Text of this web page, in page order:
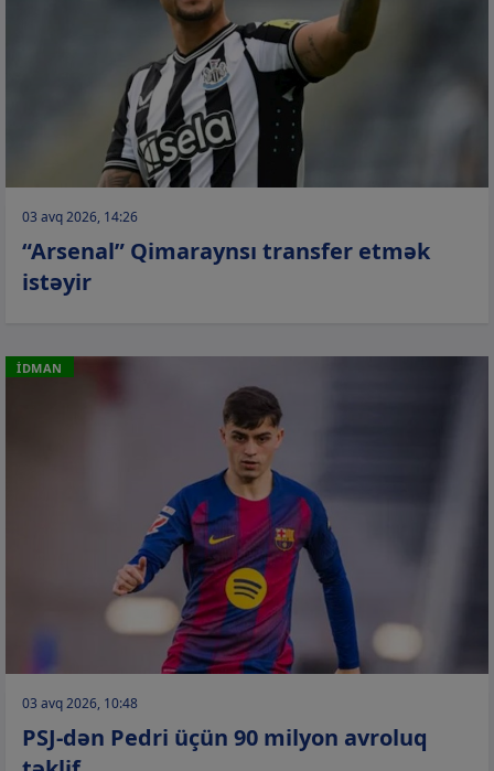
03 avq 2026, 14:26
“Arsenal” Qimaraynsı transfer etmək
istəyir
İDMAN
03 avq 2026, 10:48
PSJ-dən Pedri üçün 90 milyon avroluq